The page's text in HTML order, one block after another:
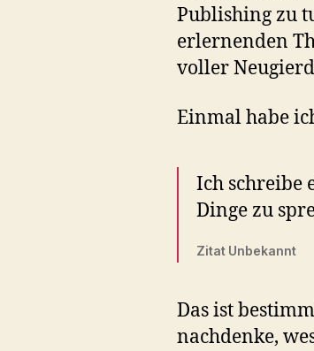
Publishing zu
erlernenden
voller
Einmal habe
Ich schreibe
Dinge zu
Zitat Unbekannt
Das ist
nachdenke,